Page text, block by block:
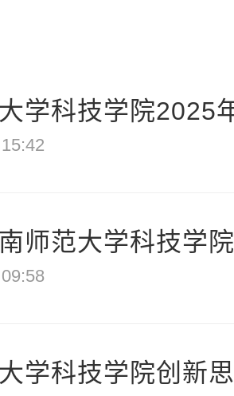
学科技学院2025
师范大学科技学
学科技学院创新